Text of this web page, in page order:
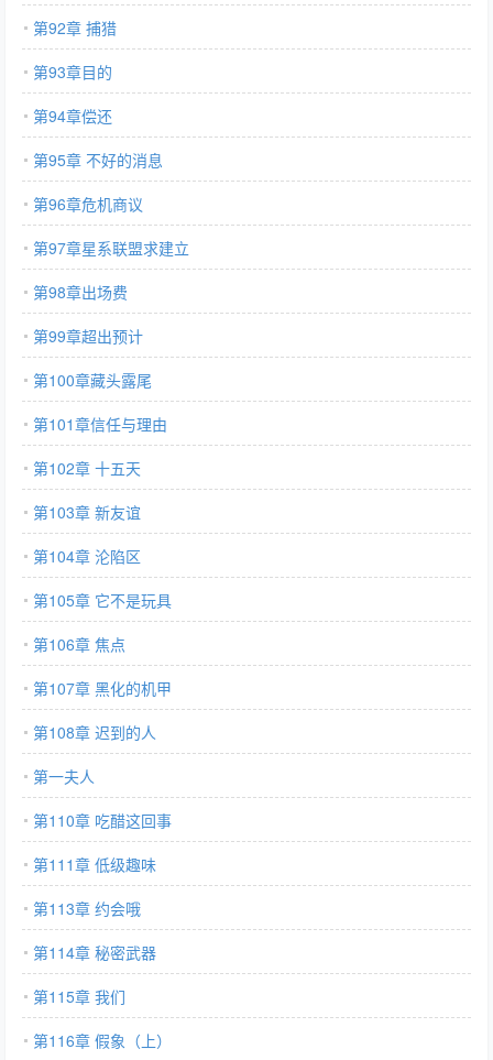
第92章 捕猎
第93章目的
第94章偿还
第95章 不好的消息
第96章危机商议
第97章星系联盟求建立
第98章出场费
第99章超出预计
第100章藏头露尾
第101章信任与理由
第102章 十五天
第103章 新友谊
第104章 沦陷区
第105章 它不是玩具
第106章 焦点
第107章 黑化的机甲
第108章 迟到的人
第一夫人
第110章 吃醋这回事
第111章 低级趣味
第113章 约会哦
第114章 秘密武器
第115章 我们
第116章 假象（上）